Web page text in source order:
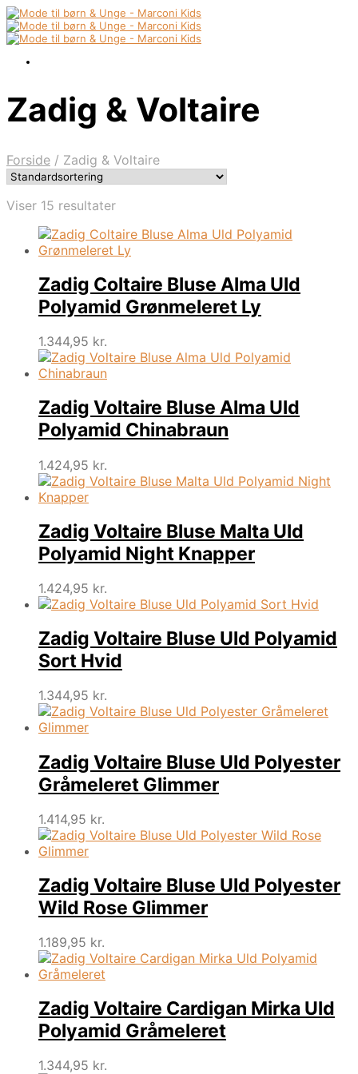
Zadig & Voltaire
Forside / Zadig & Voltaire
Viser 15 resultater
Zadig Coltaire Bluse Alma Uld
Polyamid Grønmeleret Ly
1.344,95 kr.
Zadig Voltaire Bluse Alma Uld
Polyamid Chinabraun
1.424,95 kr.
Zadig Voltaire Bluse Malta Uld
Polyamid Night Knapper
1.424,95 kr.
Zadig Voltaire Bluse Uld Polyamid
Sort Hvid
1.344,95 kr.
Zadig Voltaire Bluse Uld Polyester
Gråmeleret Glimmer
1.414,95 kr.
Zadig Voltaire Bluse Uld Polyester
Wild Rose Glimmer
1.189,95 kr.
Zadig Voltaire Cardigan Mirka Uld
Polyamid Gråmeleret
1.344,95 kr.